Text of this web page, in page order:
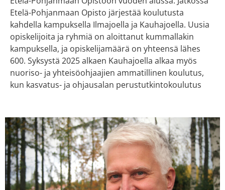
Etelä-Pohjanmaan Opisto järjestää koulutusta
kahdella kampuksella Ilmajoella ja Kauhajoella. Uusia
opiskelijoita ja ryhmiä on aloittanut kummallakin
kampuksella, ja opiskelijamäärä on yhteensä lähes
600. Syksystä 2025 alkaen Kauhajoella alkaa myös
nuoriso- ja yhteisöohjaajien ammatillinen koulutus,
kun kasvatus- ja ohjausalan perustutkintokoulutus